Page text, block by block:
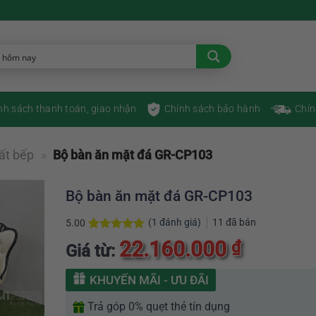
sách thanh toán, giao nhận Chính sách bảo hành
bếp » Bộ bàn ăn mặt đá GR-CP103
Bộ bàn ăn mặt đá GR-CP103
5.00
5.00
trên 5
dựa trên
1
đánh giá
(1 đánh giá) 11 đã bán
Giá từ: 22.160.000₫
KHUYẾN MÃI - ƯU ĐÃI
Trả góp 0% quẹt thẻ tín dụng